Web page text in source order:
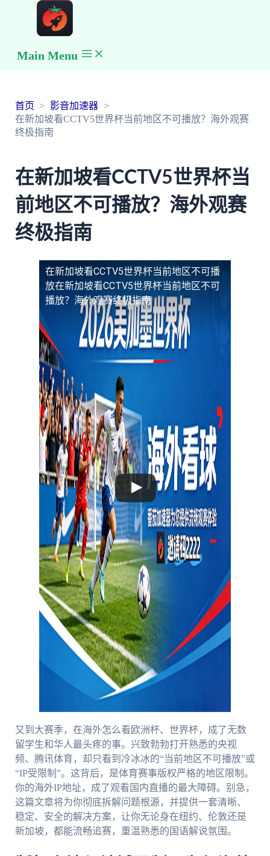
Main Menu
首页
影音加速器
在新加坡看CCTV5世界杯当前地区不可播放？海外观赛
终极指南
在新加坡看CCTV5世界杯当
前地区不可播放？海外观赛
终极指南
在新加坡看CCTV5世界杯当前地区不可播
放在新加坡看CCTV5世界杯当前地区不可
播放？海外观赛终极指南
又到大赛季，在海外怎么看欧洲杯、世界杯，成了无数
留学生和华人最头疼的事。兴致勃勃打开熟悉的央视
频、腾讯体育，却只看到冷冰冰的“当前地区不可播放”或
“IP受限制”。这背后，是体育赛事版权严格的地区限制。
你的海外IP地址，成了观看国内直播的最大障碍。别急，
这篇文章将为你彻底拆解问题根源，并提供一套清晰、
稳定、安全的解决方案，让你无论身在纽约、伦敦还是
新加坡，都能流畅追赛，重温熟悉的国语解说氛围。